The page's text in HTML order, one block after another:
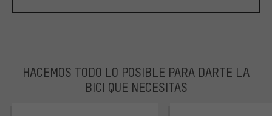
HACEMOS TODO LO POSIBLE PARA DARTE LA
BICI QUE NECESITAS